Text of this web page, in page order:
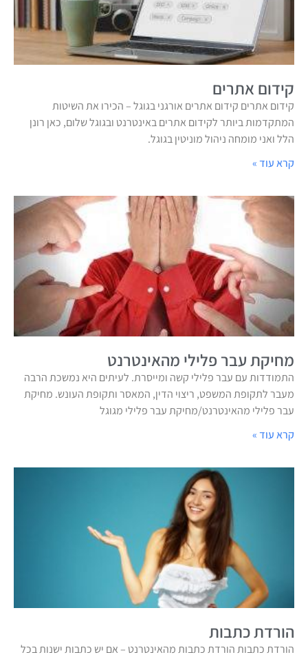
קידום אתרים
קידום אתרים קידום אתרים אורגני בגוגל – הכירו את השיטות
המתקדמות ביותר לקידום אתרים באינטרנט ובגוגל שלום, כאן רונן
הלל ואני מומחה ניהול מוניטין בגוגל.
קרא עוד »
מחיקת עבר פלילי מהאינטרנט
התמודדות עם עבר פלילי קשה ומייסרת. לעיתים היא נמשכת הרבה
מעבר לתקופת המשפט, ריצוי הדין, המאסר ותקופת העונש. מחיקת
עבר פלילי מהאינטרנט/מחיקת עבר פלילי מגוגל
קרא עוד »
הורדת כתבות
הורדת כתבות הורדת כתבות מהאינטרנט – אם יש כתבות ישנות בכל